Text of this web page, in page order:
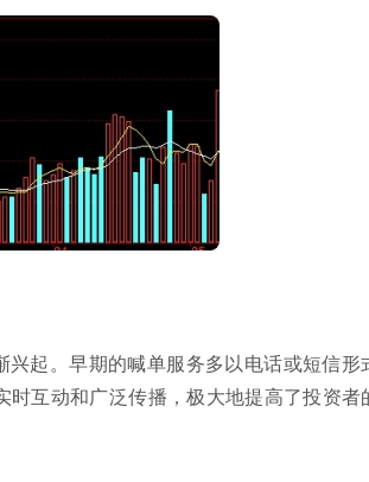
起。早期的喊单服务多以电话或短信形
互动和广泛传播，极大地提高了投资者